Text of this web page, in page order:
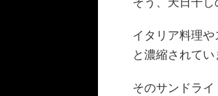
イタリア料理
と濃縮されてい
そのサンドラ